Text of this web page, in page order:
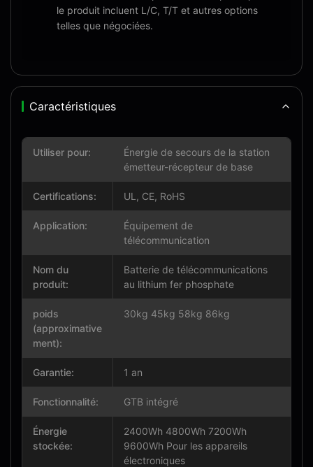
le produit incluent L/C, T/T et autres options
telles que négociées.
Caractéristiques
Utiliser pour:
Énergie de secours de la station
émetteur-récepteur de base
Certifications: UL, CE, RoHS
Application:
Équipement de
télécommunication
Nom du
produit:
Batterie de télécommunications
au lithium fer phosphate
poids
(approximative
ment):
30kg 45kg 58kg 86kg
Garantie: 1 an
Fonctionnalité: GTB intégré
Énergie
stockée:
2400Wh 4800Wh 7200Wh
9600Wh Pour les appareils
électroniques